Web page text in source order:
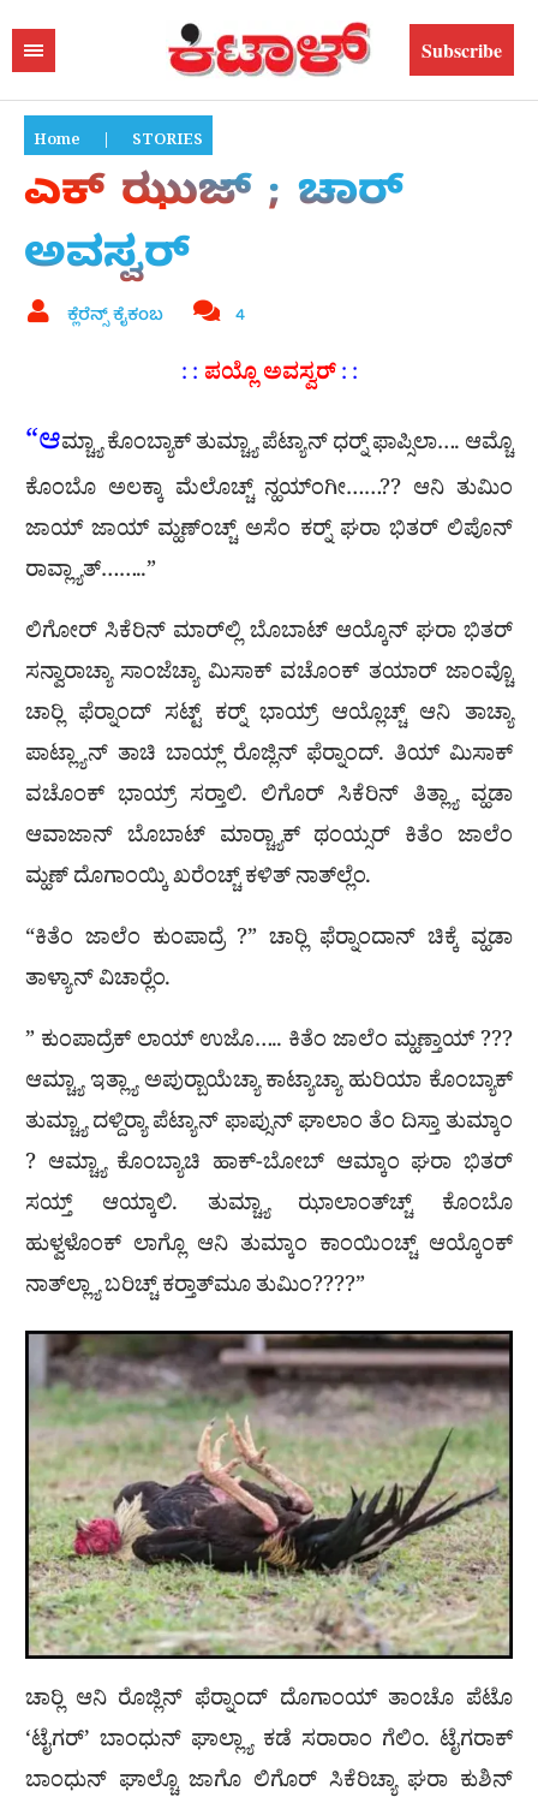
Subscribe
Home | STORIES
ಎಕ್ ಝುಜ್ ; ಚಾರ್
ಅವಸ್ವರ್
ಕ್ಲೆರೆನ್ಸ್ ಕೈಕಂಬ 4
: : ಪಯ್ಲೊ ಅವಸ್ವರ್: :
“ಆಮ್ಚ್ಯಾ ಕೊಂಬ್ಯಾಕ್ ತುಮ್ಚ್ಯಾ ಪೆಟ್ಯಾನ್ ಧರ‍್ನ್ ಫಾಪ್ಸಿಲಾ…. ಆಮ್ಚೊ
ಕೊಂಬೊ ಅಲಕ್ಕಾ ಮೆಲೊಚ್ಚ್ ನ್ಹಯ್‌ಂಗೀ……?? ಆನಿ ತುಮಿಂ
ಜಾಯ್ ಜಾಯ್ ಮ್ಹಣ್ಂಚ್ಚ್ ಅಸೆಂ ಕರ‍್ನ್ ಘರಾ ಭಿತರ್ ಲಿಪೊನ್
ರಾವ್ಲ್ಯಾತ್……..”
ಲಿಗೋರ್ ಸಿಕೆರಿನ್ ಮಾರ್‌ಲ್ಲಿ ಬೊಬಾಟ್ ಆಯ್ಕೊನ್ ಘರಾ ಭಿತರ್
ಸನ್ವಾರಾಚ್ಯಾ ಸಾಂಜೆಚ್ಯಾ ಮಿಸಾಕ್ ವಚೊಂಕ್ ತಯಾರ್ ಜಾಂವ್ಚೊ
ಚಾರ‍್ಲಿ ಫೆರ‍್ನಾಂದ್ ಸಟ್ಟ್ ಕರ‍್ನ್ ಭಾಯ್ರ್ ಆಯ್ಲೊಚ್ಚ್ ಆನಿ ತಾಚ್ಯಾ
ಪಾಟ್ಲ್ಯಾನ್ ತಾಚಿ ಬಾಯ್ಲ್ ರೊಜ್ಲಿನ್ ಫೆರ‍್ನಾಂದ್. ತಿಯ್ ಮಿಸಾಕ್
ವಚೊಂಕ್ ಭಾಯ್ರ್ ಸರ‍್ತಾಲಿ. ಲಿಗೊರ್ ಸಿಕೆರಿನ್ ತಿತ್ಲ್ಯಾ ವ್ಹಡಾ
ಆವಾಜಾನ್ ಬೊಬಾಟ್ ಮಾರ‍್ಚ್ಯಾಕ್ ಥಂಯ್ಸರ್ ಕಿತೆಂ ಜಾಲೆಂ
ಮ್ಹಣ್ ದೊಗಾಂಯ್ಕಿ ಖರೆಂಚ್ಚ್ ಕಳಿತ್ ನಾತ್‌ಲ್ಲೆಂ.
“ಕಿತೆಂ ಜಾಲೆಂ ಕುಂಪಾದ್ರೆ ?” ಚಾರ‍್ಲಿ ಫೆರ‍್ನಾಂದಾನ್ ಚಿಕ್ಕೆ ವ್ಹಡಾ
ತಾಳ್ಯಾನ್ ವಿಚಾರ‍್ಲೆಂ.
” ಕುಂಪಾದ್ರೆಕ್ ಲಾಯ್ ಉಜೊ….. ಕಿತೆಂ ಜಾಲೆಂ ಮ್ಹಣ್ತಾಯ್ ???
ಆಮ್ಚ್ಯಾ ಇತ್ಲ್ಯಾ ಅಪುರ‍್ಬಾಯೆಚ್ಯಾ ಕಾಟ್ಯಾಚ್ಯಾ ಹುರಿಯಾ ಕೊಂಬ್ಯಾಕ್
ತುಮ್ಚ್ಯಾ ದಳ್ದಿರ‍್ಯಾ ಪೆಟ್ಯಾನ್ ಫಾಪ್ಸುನ್ ಘಾಲಾಂ ತೆಂ ದಿಸ್ತಾ ತುಮ್ಕಾಂ
? ಆಮ್ಚ್ಯಾ ಕೊಂಬ್ಯಾಚಿ ಹಾಕ್-ಬೋಬ್ ಆಮ್ಕಾಂ ಘರಾ ಭಿತರ್
ಸಯ್ತ್ ಆಯ್ಕಾಲಿ. ತುಮ್ಚ್ಯಾ ಝಾಲಾಂತ್‌ಚ್ಚ್ ಕೊಂಬೊ
ಹುಳ್ವಳೊಂಕ್ ಲಾಗ್ಲೊ ಆನಿ ತುಮ್ಕಾಂ ಕಾಂಯಿಂಚ್ಚ್ ಆಯ್ಕೊಂಕ್
ನಾತ್‌ಲ್ಲ್ಯಾ ಬರಿಚ್ಚ್ ಕರ‍್ತಾತ್‌ಮೂ ತುಮಿಂ????”
ಚಾರ‍್ಲಿ ಆನಿ ರೊಜ್ಲಿನ್ ಫೆರ‍್ನಾಂದ್ ದೊಗಾಂಯ್ ತಾಂಚೊ ಪೆಟೊ
‘ಟೈಗರ್’ ಬಾಂಧುನ್ ಘಾಲ್ಲ್ಯಾ ಕಡೆ ಸರಾರಾಂ ಗೆಲಿಂ. ಟೈಗರಾಕ್
ಬಾಂಧುನ್ ಘಾಲ್ಚೊ ಜಾಗೊ ಲಿಗೊರ್ ಸಿಕೆರಿಚ್ಯಾ ಘರಾ ಕುಶಿನ್